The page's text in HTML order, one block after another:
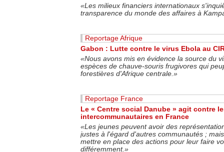
«Les milieux financiers internationaux
transparence du monde des affaires à
Reportage Afrique
Gabon : Lutte contre le virus Ebola au
«Nous avons mis en évidence la source du
espèces de chauve-souris frugivores qui
forestières d'Afrique centrale.»
Reportage France
Le « Centre social Danube » agit contre
intercommunautaires en France
«Les jeunes peuvent avoir des
justes à l'égard d'autres communautés ;
mettre en place des actions pour leur faire
différemment.»